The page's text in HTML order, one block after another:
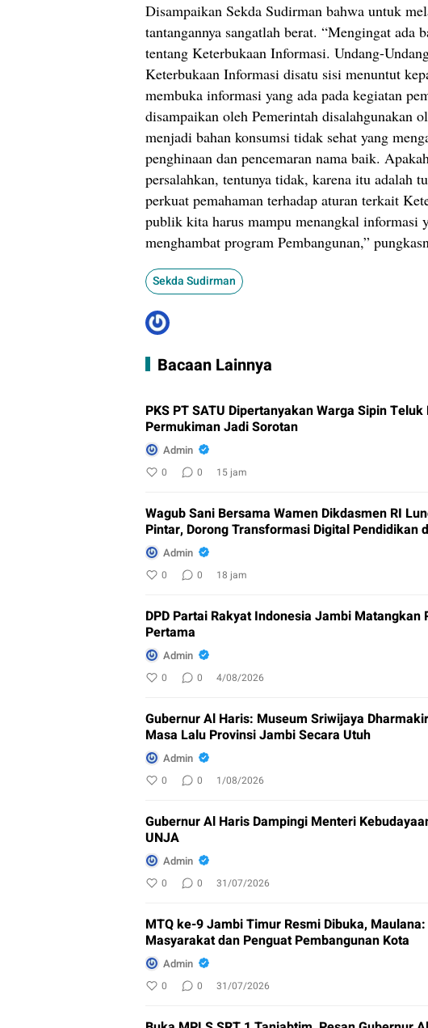
Disampaikan Sekda Sudirman bahwa untuk
tantangannya sangatlah berat. “Mengingat ada
tentang Keterbukaan Informasi. Undang-
Keterbukaan Informasi disatu sisi menuntut
membuka informasi yang ada pada kegiatan
disampaikan oleh Pemerintah disalahgunakan
menjadi bahan konsumsi tidak sehat yang
penghinaan dan pencemaran nama baik.
persalahkan, tentunya tidak, karena itu adalah
perkuat pemahaman terhadap aturan terkait
publik kita harus mampu menangkal informasi
menghambat program Pembangunan,”
Sekda Sudirman
Bacaan Lainnya
PKS PT SATU Dipertanyakan Warga Sipin
Permukiman Jadi Sorotan
Admin
0 0 15 jam
Wagub Sani Bersama Wamen Dikdasmen RI
Pintar, Dorong Transformasi Digital Pendidikan
Admin
0 0 18 jam
DPD Partai Rakyat Indonesia Jambi Matangkan
Pertama
Admin
0 0 4/08/2026
Gubernur Al Haris: Museum Sriwijaya
Masa Lalu Provinsi Jambi Secara Utuh
Admin
0 0 1/08/2026
Gubernur Al Haris Dampingi Menteri
UNJA
Admin
0 0 31/07/2026
MTQ ke-9 Jambi Timur Resmi Dibuka,
Masyarakat dan Penguat Pembangunan Kota
Admin
0 0 31/07/2026